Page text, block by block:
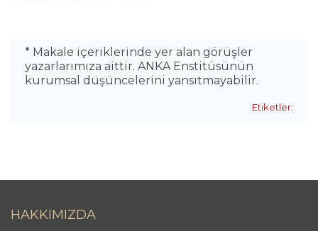
* Makale içeriklerinde yer alan görüşler
yazarlarımıza aittir. ANKA Enstitüsünün
kurumsal düşüncelerini yansıtmayabilir.
Etiketler:
HAKKIMIZDA